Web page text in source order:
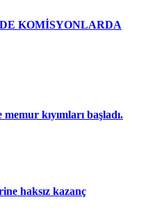
KOMİSYONLARDA
kıyımları başladı.
haksız kazanç